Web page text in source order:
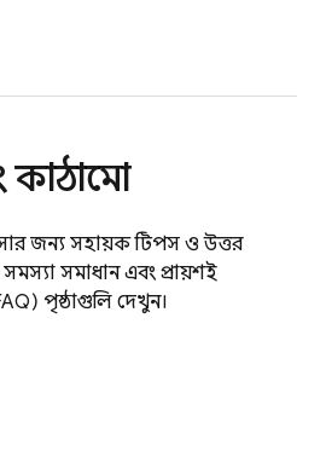
কাঠামো
জন্য সহায়ক টিপস ও উত্তর
সমস্যা সমাধান এবং প্রায়শই
পৃষ্ঠাগুলি দেখুন।